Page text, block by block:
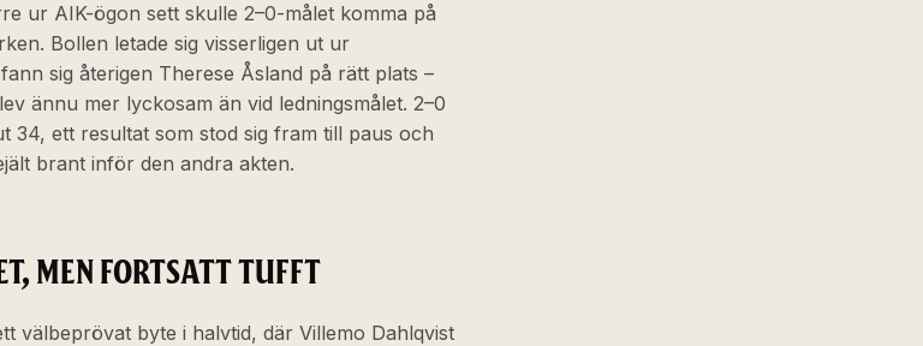
ur AIK-ögon sett skulle 2–0-målet komma på
Bollen letade sig visserligen ut ur
sig återigen Therese Åsland på rätt plats –
ännu mer lyckosam än vid ledningsmålet. 2–0
34, ett resultat som stod sig fram till paus och
brant inför den andra akten.
MEN FORTSATT TUFFT
välbeprövat byte i halvtid, där Villemo Dahlqvist